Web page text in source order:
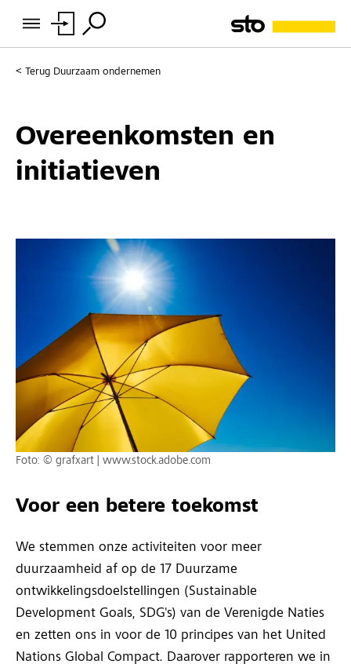
Terug Duurzaam ondernemen
Overeenkomsten en
initiatieven
Voor een betere toekomst
We stemmen onze activiteiten voor meer
duurzaamheid af op de 17 Duurzame
ontwikkelingsdoelstellingen (Sustainable
Development Goals, SDG's) van de Verenigde Naties
en zetten ons in voor de 10 principes van het United
Nations Global Compact. Daarover rapporteren we in
Foto: © grafxart | www.stock.adobe.com